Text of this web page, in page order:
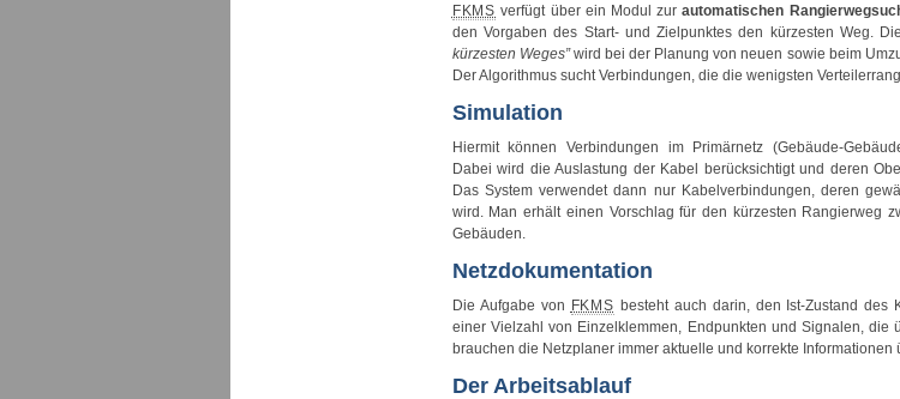
FKMS verfügt über ein Modul zurautomatischen
den Vorgaben des Start- und Zielpunktes den kürzesten Weg.
kürzesten Weges”wird bei der Planung von neuen sowie beim
Der Algorithmus sucht Verbindungen, die die wenigsten
Simulation
Hiermit können Verbindungen im Primärnetz (Gebäude-
Dabei wird die Auslastung der Kabel berücksichtigt und deren
Das System verwendet dann nur Kabelverbindungen, deren
wird. Man erhält einen Vorschlag für den kürzesten Rangierweg
Gebäuden.
Netzdokumentation
Die Aufgabe von FKMS besteht auch darin, den Ist-Zustand des
einer Vielzahl von Einzelklemmen, Endpunkten und Signalen, die
brauchen die Netzplaner immer aktuelle und korrekte Informationen
Der Arbeitsablauf